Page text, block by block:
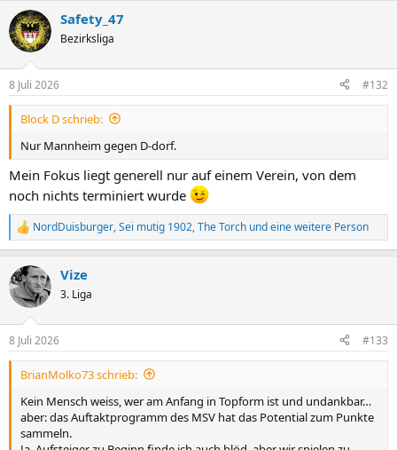
k
t
i
e
n
Safety_47
Bezirksliga
8 Juli 2026 #132
Block D schrieb:
Nur Mannheim gegen D-dorf.
Mein Fokus liegt generell nur auf einem Verein, von dem
noch nichts terminiert wurde
R
e
k
t
i
e
n
NordDuisburger,Sei mutig 1902,The Torch und eine weitere Person
Vize
3. Liga
8 Juli 2026 #133
BrianMolko73 schrieb:
Kein Mensch weiss, wer am Anfang in Topform ist und undankbar…
aber: das Auftaktprogramm des MSV hat das Potential zum Punkte
sammeln.